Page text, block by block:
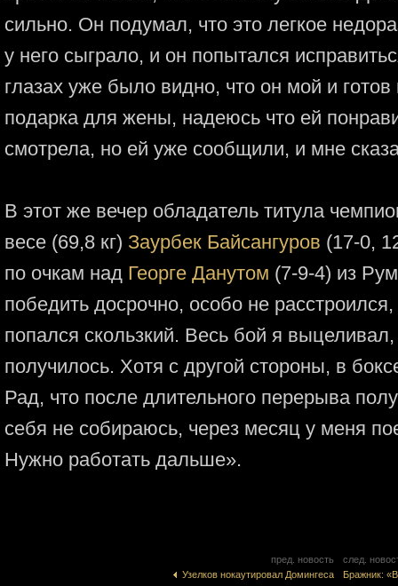
сильно. Он подумал, что это легкое
у него сыграло, и он попытался
глазах уже было видно, что он мой и
подарка для жены, надеюсь что ей
смотрела, но ей уже сообщили, и мне
В этот же вечер обладатель титула
весе (69,8 кг) Заурбек Байсангуров (17-0,
по очкам над Георге Данутом (7-9-4) из
победить досрочно, особо не
попался скользкий. Весь бой я
получилось. Хотя с другой стороны, в
Рад, что после длительного перерыва
себя не собираюсь, через месяц у меня
Нужно работать дальше».
пред. новость
Узелков нокаутировал Домингеса
след.
Бражник: